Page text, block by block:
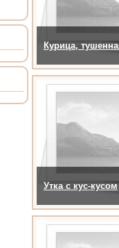
Курица,
Утка с кус-кусом